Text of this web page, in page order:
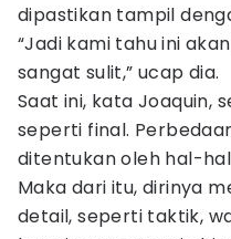
dipastikan tampil
“Jadi kami tahu ini
sangat sulit,” ucap dia.
Saat ini, kata Joaquin,
seperti final.
ditentukan oleh hal-
Maka dari itu, dirinya
detail, seperti taktik,